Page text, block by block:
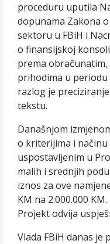
proceduru uputila
dopunama Zakona
sektoru u FBiH i
o finansijskoj
prema
prihodima u periodu
razlog je
tekstu.
Današnjom
o kriterijima i
uspostavljenim u
malih i srednjih
iznos za ove
KM na 2.000.000
Projekt odvija
Vlada FBiH danas je